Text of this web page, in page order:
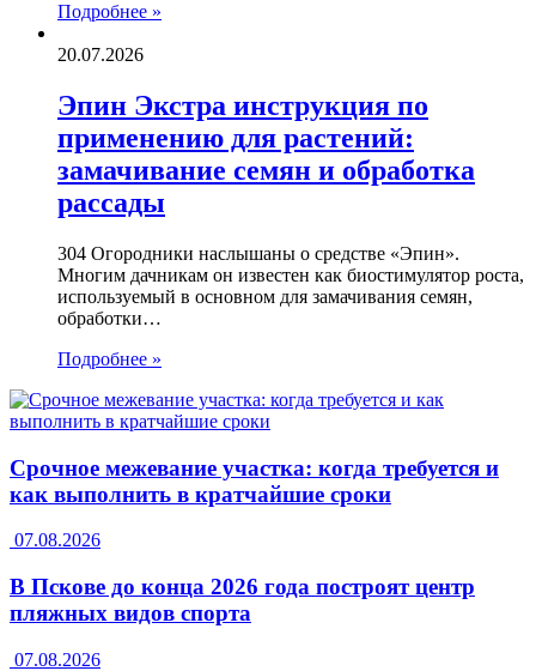
Подробнее »
20.07.2026
Эпин Экстра инструкция по
применению для растений:
замачивание семян и обработка
рассады
304 Огородники наслышаны о средстве «Эпин».
Многим дачникам он известен как биостимулятор роста,
используемый в основном для замачивания семян,
обработки…
Подробнее »
Срочное межевание участка: когда требуется и
как выполнить в кратчайшие сроки
07.08.2026
В Пскове до конца 2026 года построят центр
пляжных видов спорта
07.08.2026